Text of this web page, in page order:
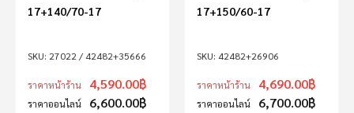
27022 / 42482+35666
17+140/70-17
ราคาหน้าร้าน 4,590.00฿
ราคาออนไลน์ 6,600.00฿
42482+26906
17+150/60-17
ราคาหน้าร้าน 4,690.00฿
ราคาออนไลน์ 6,700.00฿